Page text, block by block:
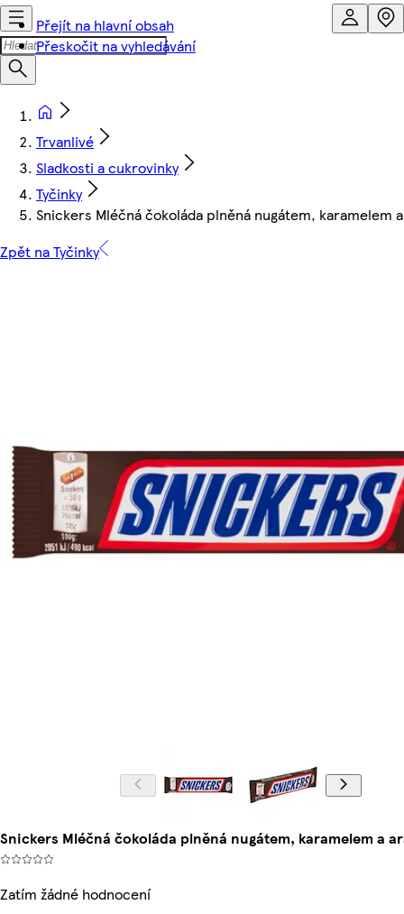
Přejít na hlavní obsah
Přeskočit na vyhledávání
Trvanlivé
Sladkosti a cukrovinky
Tyčinky
Snickers Mléčná čokoláda plněná nugátem, karamelem
Zpět na Tyčinky
Snickers Mléčná čokoláda plněná nugátem, karamelem a
Zatím žádné hodnocení